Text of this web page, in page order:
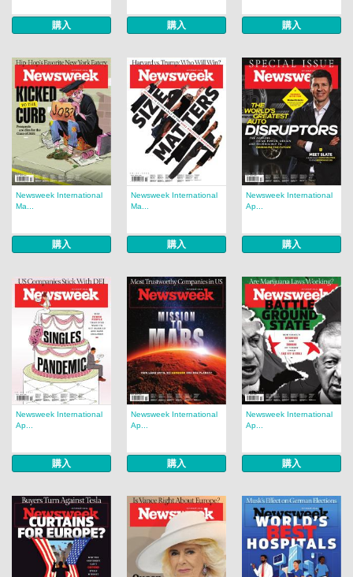
購入 購入 購入
Newsweek International
Ma...
購入
Newsweek International
Ma...
購入
Newsweek International
Ap...
購入
Newsweek International
Ap...
購入
Newsweek International
Ap...
購入
Newsweek International
Ap...
購入